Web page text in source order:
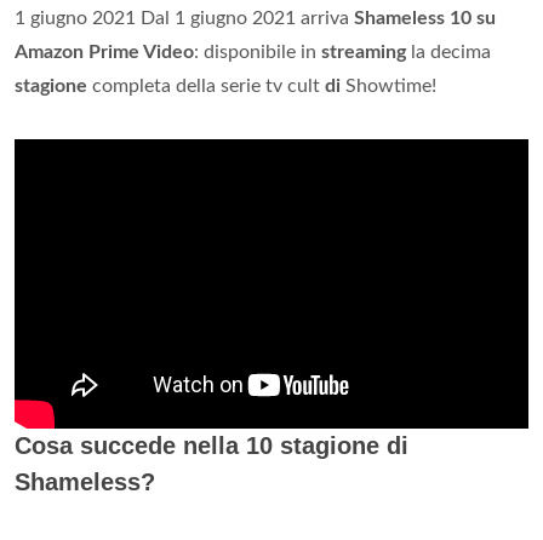
1 giugno 2021 Dal 1 giugno 2021 arriva Shameless 10 su
Amazon Prime Video: disponibile in streamingla decima
stagione completa della serie tv cult di Showtime!
Cosa succede nella 10 stagione di
Shameless?